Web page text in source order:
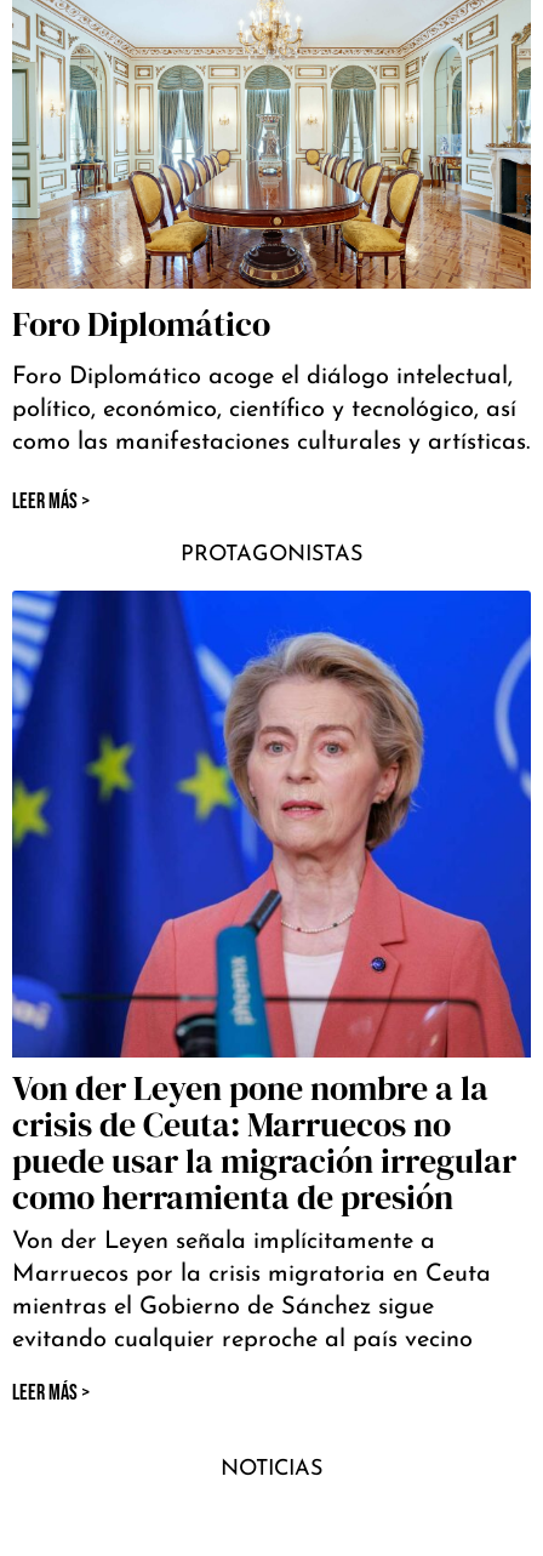
Foro Diplomático
Foro Diplomático acoge el diálogo intelectual,
político, económico, científico y tecnológico, así
como las manifestaciones culturales y artísticas.
LEER MÁS >
PROTAGONISTAS
Von der Leyen pone nombre a la
crisis de Ceuta: Marruecos no
puede usar la migración irregular
como herramienta de presión
Von der Leyen señala implícitamente a
Marruecos por la crisis migratoria en Ceuta
mientras el Gobierno de Sánchez sigue
evitando cualquier reproche al país vecino
LEER MÁS >
NOTICIAS